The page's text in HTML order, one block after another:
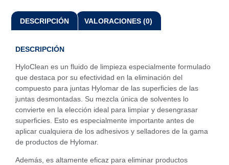
DESCRIPCIÓN VALORACIONES (0)
DESCRIPCIÓN
HyloClean es un fluido de limpieza especialmente formulado
que destaca por su efectividad en la eliminación del
compuesto para juntas Hylomar de las superficies de las
juntas desmontadas. Su mezcla única de solventes lo
convierte en la elección ideal para limpiar y desengrasar
superficies. Esto es especialmente importante antes de
aplicar cualquiera de los adhesivos y selladores de la gama
de productos de Hylomar.
Además, es altamente eficaz para eliminar productos